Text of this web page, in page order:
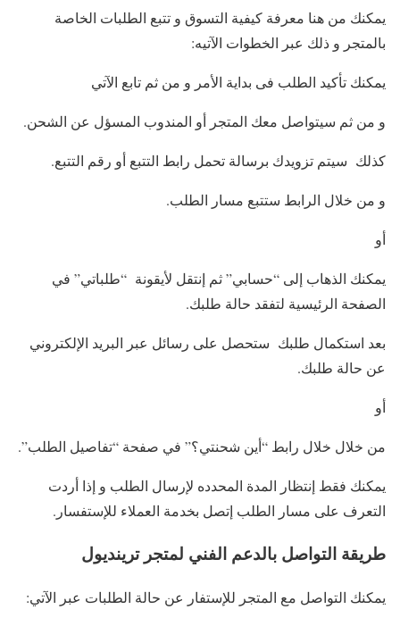
يمكنك من هنا معرفة كيفية التسوق و تتبع الطلبات الخاصة
بالمتجر و ذلك عبر الخطوات الآتيه:
يمكنك تأكيد الطلب فى بداية الأمر و من ثم تابع الآتي
و من ثم سيتواصل معك المتجر أو المندوب المسؤل عن الشحن.
كذلك سيتم تزويدك برسالة تحمل رابط التتبع أو رقم التتبع.
و من خلال الرابط ستتبع مسار الطلب.
أو
يمكنك الذهاب إلى “حسابي” ثم إنتقل لأيقونة “طلباتي” في
الصفحة الرئيسية لتفقد حالة طلبك.
بعد استكمال طلبك ستحصل على رسائل عبر البريد الإلكتروني
عن حالة طلبك.
أو
من خلال خلال رابط “أين شحنتي؟” في صفحة “تفاصيل الطلب”.
يمكنك فقط إنتظار المدة المحدده لإرسال الطلب و إذا أردت
التعرف على مسار الطلب إتصل بخدمة العملاء للإستفسار.
طريقة التواصل بالدعم الفني لمتجر ترينديول
يمكنك التواصل مع المتجر للإستفار عن حالة الطلبات عبر الآتي: